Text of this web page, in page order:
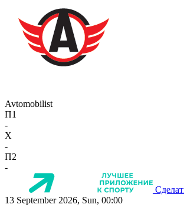
Avtomobilist
П1
-
X
-
П2
-
13 September 2026, Sun, 00:00